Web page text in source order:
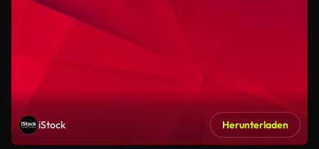
iStock Herunterladen